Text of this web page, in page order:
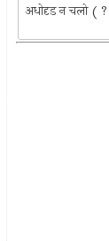
अधोदृड न चलो ( ?